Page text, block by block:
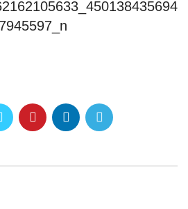
7945597_n